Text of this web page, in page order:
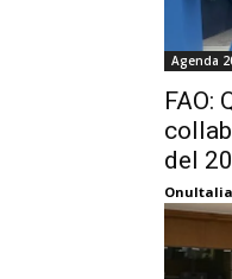
Agenda
FAO:
del
OnuItalia